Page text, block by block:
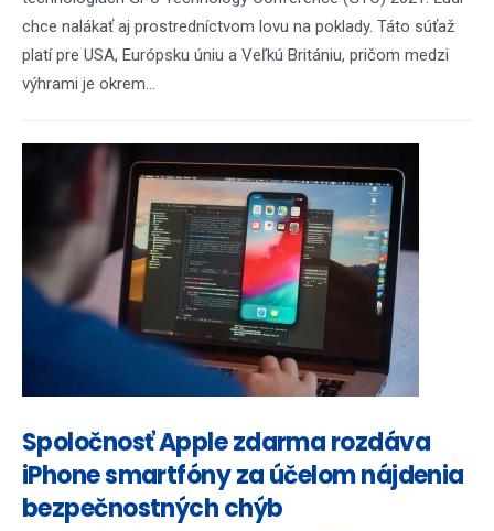
chce nalákať aj prostredníctvom lovu na poklady. Táto súťaž
platí pre USA, Európsku úniu a Veľkú Britániu, pričom medzi
výhrami je okrem...
Spoločnosť Apple zdarma rozdáva
iPhone smartfóny za účelom nájdenia
bezpečnostných chýb